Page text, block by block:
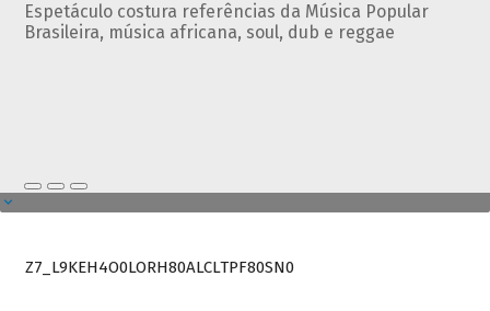
Espetáculo costura referências da Música Popular
Brasileira, música africana, soul, dub e reggae
Z7_L9KEH4O0LORH80ALCLTPF80SN0